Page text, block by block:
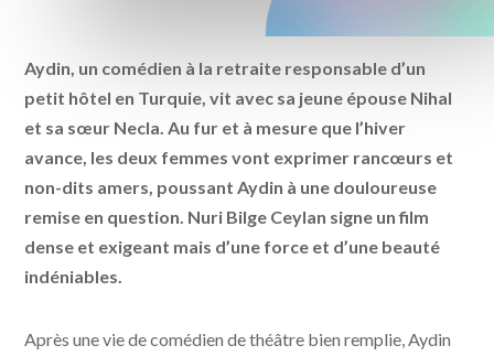
Aydin, un comédien à la retraite responsable d’un
petit hôtel en Turquie, vit avec sa jeune épouse Nihal
et sa sœur Necla. Au fur et à mesure que l’hiver
avance, les deux femmes vont exprimer rancœurs et
non-dits amers, poussant Aydin à une douloureuse
remise en question. Nuri Bilge Ceylan signe un film
dense et exigeant mais d’une force et d’une beauté
indéniables.
Après une vie de comédien de théâtre bien remplie, Aydin